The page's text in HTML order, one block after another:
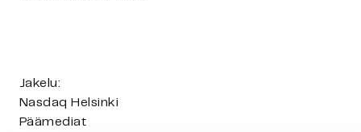
Jakelu:
Nasdaq Helsinki
Päämediat